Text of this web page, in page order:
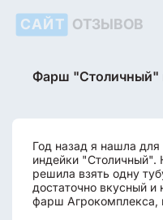
САЙТ ОТЗЫВОВ
Фарш "Столичный"
Год назад я нашла
индейки "Столичный".
решила взять одну
достаточно вкусный
фарш Агрокомплекса,